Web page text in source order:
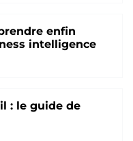
enfin
intelligence
: le guide de